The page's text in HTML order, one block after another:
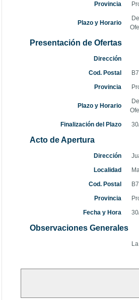
Provincia
Plazo y Horario
Presentación de Ofertas
Dirección
Cod. Postal
Provincia
Plazo y Horario
Finalización del Plazo
Acto de Apertura
Dirección
Localidad
Cod. Postal
Provincia
Fecha y Hora
Observaciones Generales